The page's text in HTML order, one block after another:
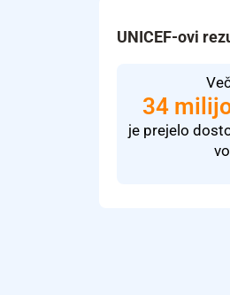
UNICEF-ovi
34
je prejelo